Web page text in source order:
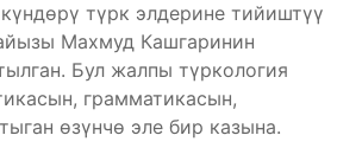
түрк элдерине тийиштүү
Махмуд Кашгаринин
Бул жалпы түркология
грамматикасын,
өзүнчө эле бир казына.